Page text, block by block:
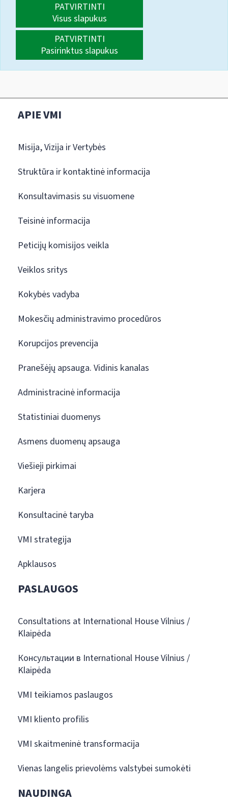
PATVIRTINTI
Visus slapukus
PATVIRTINTI
Pasirinktus slapukus
APIE VMI
Misija, Vizija ir Vertybės
Struktūra ir kontaktinė informacija
Konsultavimasis su visuomene
Teisinė informacija
Peticijų komisijos veikla
Veiklos sritys
Kokybės vadyba
Mokesčių administravimo procedūros
Korupcijos prevencija
Pranešėjų apsauga. Vidinis kanalas
Administracinė informacija
Statistiniai duomenys
Asmens duomenų apsauga
Viešieji pirkimai
Karjera
Konsultacinė taryba
VMI strategija
Apklausos
PASLAUGOS
Consultations at International House Vilnius /
Klaipėda
Консультации в International House Vilnius /
Klaipėda
VMI teikiamos paslaugos
VMI kliento profilis
VMI skaitmeninė transformacija
Vienas langelis prievolėms valstybei sumokėti
NAUDINGA